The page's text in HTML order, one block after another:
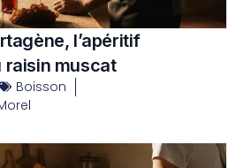
l’apéritif
raisin muscat
Boisson